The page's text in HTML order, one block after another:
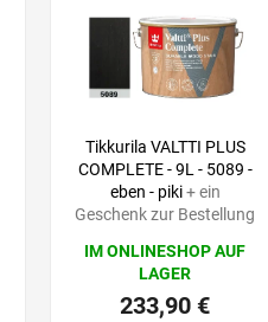
Tikkurila VALTTI PLUS
COMPLETE - 9L - 5089 -
eben - piki+ ein
Geschenk zur Bestellung
IM ONLINESHOP AUF
LAGER
233,90 €